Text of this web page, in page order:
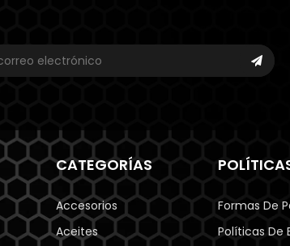
CATEGORÍAS
Accesorios
Aceites
Formas De
Políticas De